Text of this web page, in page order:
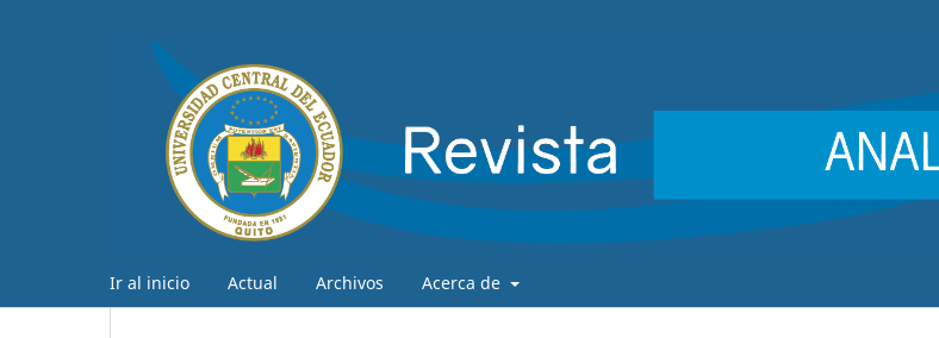
Ir al inicio Actual Archivos Acerca de